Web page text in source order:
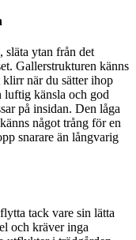
släta ytan från det
Gallerstrukturen känns
när du sätter ihop
luftig känsla och god
på insidan. Den låga
något trång för en
snarare än långvarig
tack vare sin lätta
och kräver inga